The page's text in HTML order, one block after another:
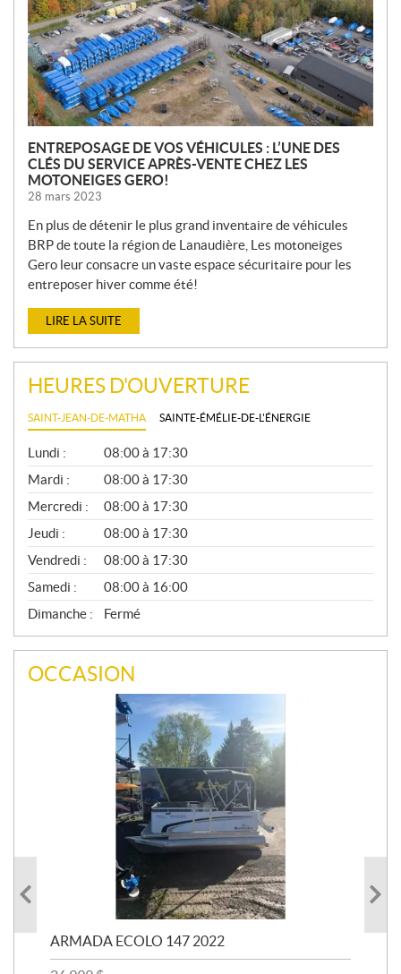
L
L
E
S
ENTREPOSAGE DE VOS VÉHICULES : L’UNE DES
CLÉS DU SERVICE APRÈS-VENTE CHEZ LES
MOTONEIGES GERO!
28 mars 2023
En plus de détenir le plus grand inventaire de véhicules
BRP de toute la région de Lanaudière, Les motoneiges
Gero leur consacre un vaste espace sécuritaire pour les
entreposer hiver comme été!
LIRE LA SUITE
HEURES D'OUVERTURE
SAINT-JEAN-DE-MATHA SAINTE-ÉMÉLIE-DE-L'ÉNERGIE
G
É
N
É
R
A
L
Lundi :
08:00 à 17:30
Mardi :
08:00 à 17:30
Mercredi :
08:00 à 17:30
Jeudi :
08:00 à 17:30
Vendredi :
08:00 à 17:30
Samedi :
08:00 à 16:00
Dimanche :
Fermé
OCCASION
ARMADA ECOLO 147 2022